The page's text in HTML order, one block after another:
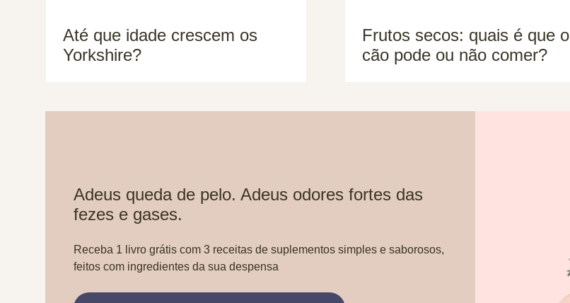
Até que idade crescem os
Yorkshire?
Frutos secos: quais é que o
cão pode ou não comer?
Adeus queda de pelo. Adeus odores fortes das
fezes e gases.
Receba 1 livro grátis com 3 receitas de suplementos simples e saborosos,
feitos com ingredientes da sua despensa